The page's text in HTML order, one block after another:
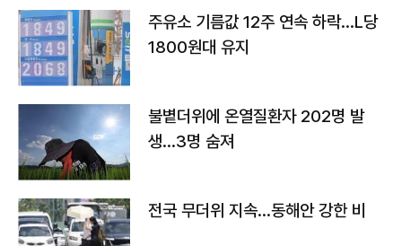
주유소 기름값 12주 연속 하락…L당
1800원대 유지
불볕더위에 온열질환자 202명 발
생…3명 숨져
전국 무더위 지속…동해안 강한 비